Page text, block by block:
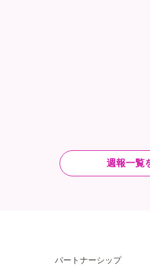
週報一覧
パートナーシップ